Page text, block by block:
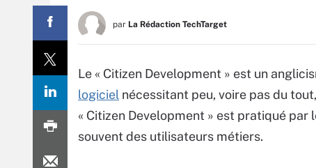
par La Rédaction TechTarget
Le « Citizen Development » est un
logiciel nécessitant peu, voire pas du
« Citizen Development » est pratiqué par
souvent des utilisateurs métiers.